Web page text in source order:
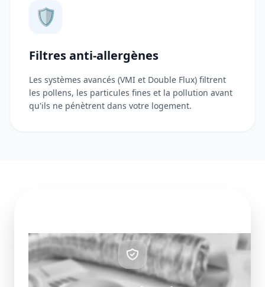
🛡️
Filtres anti-allergènes
Les systèmes avancés (VMI et Double Flux) filtrent
les pollens, les particules fines et la pollution avant
qu'ils ne pénètrent dans votre logement.